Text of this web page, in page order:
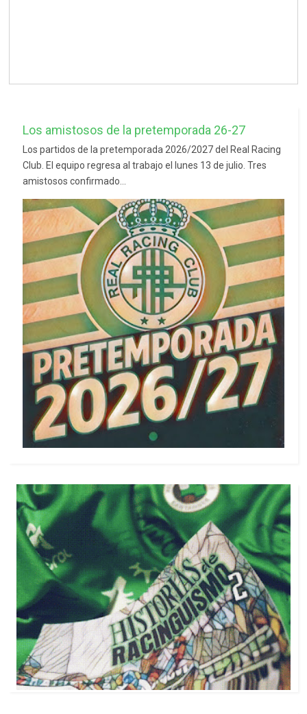
Los amistosos de la pretemporada 26-27
Los partidos de la pretemporada 2026/2027 del Real Racing
Club. El equipo regresa al trabajo el lunes 13 de julio. Tres
amistosos confirmado...